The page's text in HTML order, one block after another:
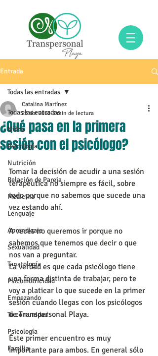
Entrada
Todas las entradas
Niños
Psicología
Nutrición
Relación de Pareja
Medicina
Lenguaje
Aprendizaje
Sexualidad
Tanatología
Psicomotricidad
Empezando
Tu comunidad
Psicología
Familia
Todas las entradas
¿Qué pasa en la primera
sesión con el psicólogo?
Catalina Martínez
23 abr 2016 3 min de lectura
Tomar la decisión de acudir a una sesión
terapéutica no siempre es fácil, sobre
todo porque no sabemos que sucede una
vez estando ahí.
A veces no queremos ir porque no
sabemos que tenemos que decir o que
nos van a preguntar.
La verdad es que cada psicólogo tiene
una forma distinta de trabajar, pero te
voy a platicar lo que sucede en la primer
sesión cuando llegas con los psicólogos
de Transpersonal Playa.
Éste primer encuentro es muy
importante para ambos. En general sólo